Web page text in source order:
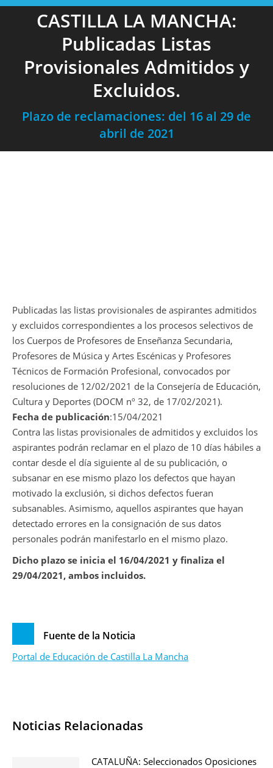
CASTILLA LA MANCHA:
Publicadas Listas
Provisionales Admitidos y
Excluidos.
Plazo de reclamaciones: del 16 al 29 de
abril de 2021
Publicadas las listas provisionales de aspirantes admitidos
y excluidos correspondientes a los procesos selectivos de
los Cuerpos de Profesores de Enseñanza Secundaria,
Profesores de Música y Artes Escénicas y Profesores
Técnicos de Formación Profesional, convocados por
resoluciones de 12/02/2021 de la Consejería de Educación,
Cultura y Deportes (DOCM nº 32, de 17/02/2021).
Fecha de publicación:15/04/2021
Contra las listas provisionales de admitidos y excluidos los
aspirantes podrán reclamar en el plazo de 10 días hábiles a
contar desde el día siguiente al de su publicación, o
subsanar en ese mismo plazo los defectos que hayan
motivado la exclusión, si dichos defectos fueran
subsanables. Asimismo, aquellos aspirantes que hayan
detectado errores en la consignación de sus datos
personales podrán manifestarlo en el mismo plazo.
Dicho plazo se inicia el 16/04/2021 y finaliza el
29/04/2021, ambos incluidos.
Fuente de la Noticia
Portal de Educación de Castilla La Mancha
Noticias Relacionadas
CATALUÑA: Seleccionados Oposiciones